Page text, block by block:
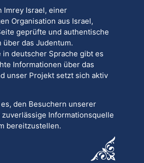
Imrey Israel, einer
Organisation aus Israel,
geprüfte und authentische
über das Judentum.
in deutscher Sprache gibt es
Informationen über das
unser Projekt setzt sich aktiv
den Besuchern unserer
zuverlässige Informationsquelle
bereitzustellen.